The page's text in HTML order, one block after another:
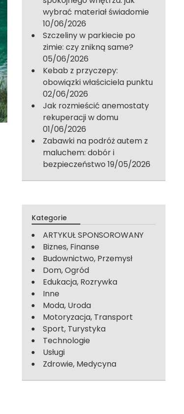
wybrać materiał świadomie
10/06/2026
Szczeliny w parkiecie po
zimie: czy znikną same?
05/06/2026
Kebab z przyczepy:
obowiązki właściciela punktu
02/06/2026
Jak rozmieścić anemostaty
rekuperacji w domu
01/06/2026
Zabawki na podróż autem z
maluchem: dobór i
bezpieczeństwo 19/05/2026
Kategorie
ARTYKUŁ SPONSOROWANY
Biznes, Finanse
Budownictwo, Przemysł
Dom, Ogród
Edukacja, Rozrywka
Inne
Moda, Uroda
Motoryzacja, Transport
Sport, Turystyka
Technologie
Usługi
Zdrowie, Medycyna